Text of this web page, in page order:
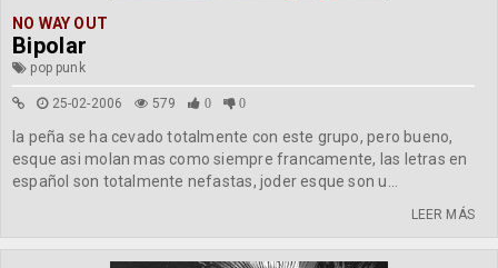
NO WAY OUT
Bipolar
pop punk
25-02-2006 579 0 0
la peña se ha cevado totalmente con este grupo, pero bueno,
esque asi molan mas como siempre francamente, las letras en
español son totalmente nefastas, joder esque son u...
LEER MÁS